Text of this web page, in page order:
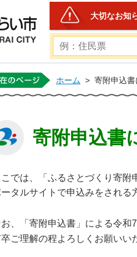
つくばみらい市公式ホ
大切なお知
ホーム > 寄附申込
寄附申込書
こでは、「ふるさとづくり寄附
タルサイトで申込みをされる
、「寄附申込書」による令和
ご理解の程よろしくお願いい